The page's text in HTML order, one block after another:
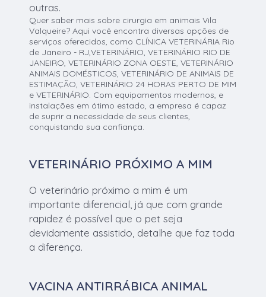
outras.
Quer saber mais sobre cirurgia em animais Vila
Valqueire? Aqui você encontra diversas opções de
serviços oferecidos, como CLÍNICA VETERINÁRIA Rio
de Janeiro - RJ,VETERINÁRIO, VETERINÁRIO RIO DE
JANEIRO, VETERINÁRIO ZONA OESTE, VETERINÁRIO
ANIMAIS DOMÉSTICOS, VETERINÁRIO DE ANIMAIS DE
ESTIMAÇÃO, VETERINÁRIO 24 HORAS PERTO DE MIM
e VETERINÁRIO. Com equipamentos modernos, e
instalações em ótimo estado, a empresa é capaz
de suprir a necessidade de seus clientes,
conquistando sua confiança.
VETERINÁRIO PRÓXIMO A MIM
O veterinário próximo a mim é um
importante diferencial, já que com grande
rapidez é possível que o pet seja
devidamente assistido, detalhe que faz toda
a diferença.
VACINA ANTIRRÁBICA ANIMAL